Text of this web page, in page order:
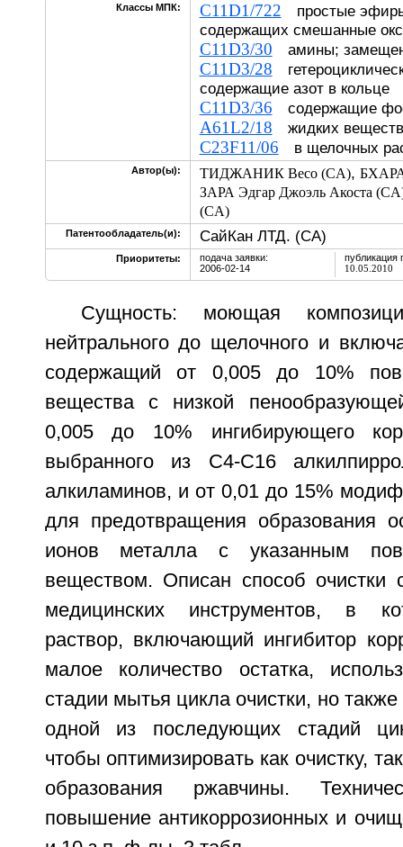
Классы МПК: C11D1/722 простые
содержащих смешанные
C11D3/30 амины;
C11D3/28
содержащие азот в
C11D3/36 содержащие
A61L2/18 жидких веществ
C23F11/06 в щелочных
Автор(ы): ТИДЖАНИК Весо (CA),
ЗАРА Эдгар Джоэль Акоста
(CA)
Патентообладатель(и): СайКан ЛТД. (CA)
Приоритеты:
подача заявки:
2006-02-14
публикация
10.05.2010
Сущность: моющая
нейтрального до щелочного и
содержащий от 0,005 до 10%
вещества с низкой
0,005 до 10% ингибирующего
выбранного из С4-С16
алкиламинов, и от 0,01 до 15%
для предотвращения образования
ионов металла с указанным
веществом. Описан способ очистки
медицинских инструментов, в
раствор, включающий ингибитор
малое количество остатка,
стадии мытья цикла очистки, но
одной из последующих стадий
чтобы оптимизировать как очистку,
образования ржавчины.
повышение антикоррозионных и